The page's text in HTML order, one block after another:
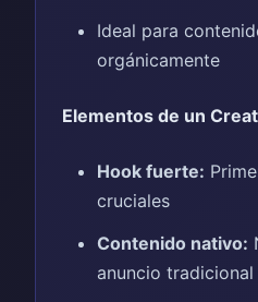
Ideal para
orgánicamente
Elementos de un
Hook fuerte:
cruciales
Contenido nativo:
anuncio tradicional